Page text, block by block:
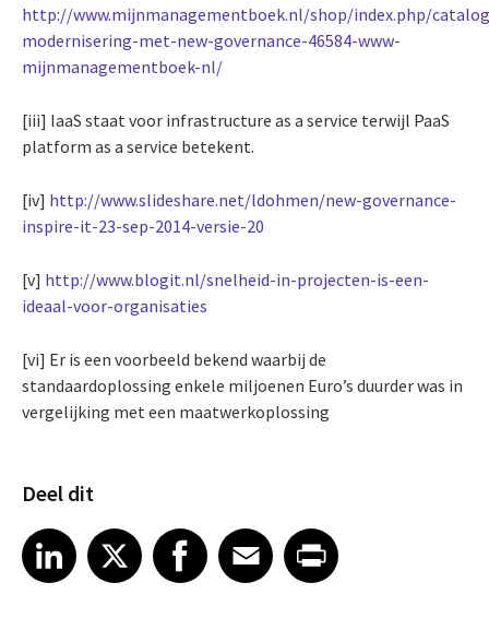
http://www.mijnmanagementboek.nl/shop/index.php/
modernisering-met-new-governance-46584-www-
mijnmanagementboek-nl/
[iii] IaaS staat voor infrastructure as a service terwijl PaaS
platform as a service betekent.
[iv] http://www.slideshare.net/ldohmen/new-governance-
inspire-it-23-sep-2014-versie-20
[v] http://www.blogit.nl/snelheid-in-projecten-is-een-
ideaal-voor-organisaties
[vi] Er is een voorbeeld bekend waarbij de
standaardoplossing enkele miljoenen Euro’s duurder was in
vergelijking met een maatwerkoplossing
Deel dit
Share article on LinkedIn
LinkedIn
Share article on XShare article on Facebook
Facebook
Share article on Email
EmailShare article on Print